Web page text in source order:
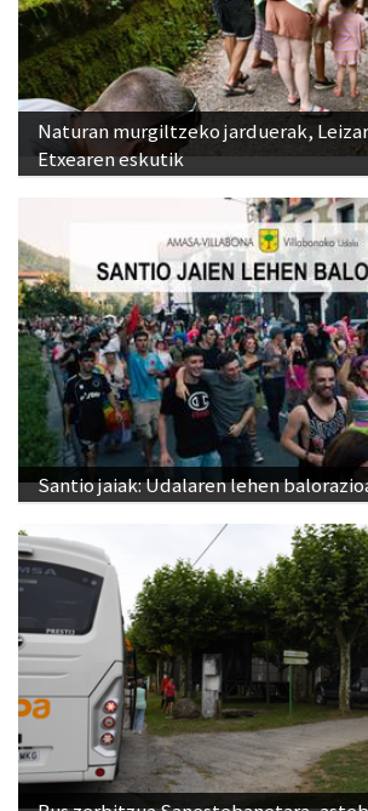
Naturan murgiltzeko jarduerak,
Etxearen eskutik
Santio jaiak: Udalaren lehen